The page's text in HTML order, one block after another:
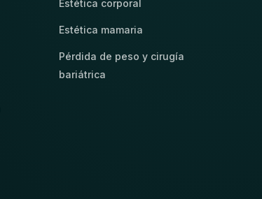
Estética corporal
Estética mamaria
Pérdida de peso y cirugía
bariátrica